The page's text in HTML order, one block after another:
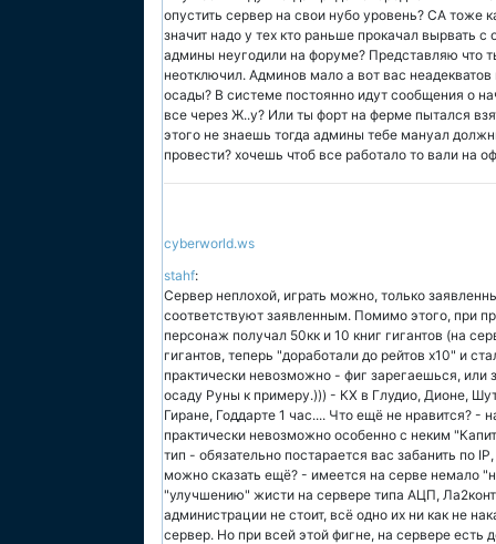
опустить сервер на свои нубо уровень? СА тоже
значит надо у тех кто раньше прокачал вырвать
админы неугодили на форуме? Представляю что
неотключил. Админов мало а вот вас
осады? В системе постоянно идут сообщения о
все через Ж..у? Или ты форт на ферме пытался
этого не знаешь тогда админы тебе мануал
провести? хочешь чтоб все работало то вали на
cyberworld.ws
stahf:
Сервер неплохой, играть можно, только
соответствуют заявленным. Помимо этого, при
персонаж получал 50кк и 10 книг гигантов (на
гигантов, теперь "доработали до рейтов х10" и
практически невозможно - фиг зарегаешься,
осаду Руны к примеру.))) - КХ в Глудио, Дионе,
Гиране, Годдарте 1 час.... Что ещё не нравится? -
практически невозможно особенно с неким
тип - обязательно постарается вас забанить по
можно сказать ещё? - имеется на серве немало
"улучшению" жисти на сервере типа АЦП,
администрации не стоит, всё одно их ни как не
сервер. Но при всей этой фигне, на сервере есть